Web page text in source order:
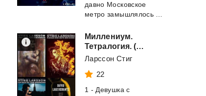
давно Московское
Миллениум.
Тетралогия. (ЛП)
Ларссон Стиг
22
1 - Девушка с